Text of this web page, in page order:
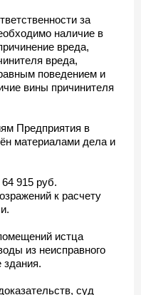
за
наличие в
вреда,
вреда,
поведением и
вины причинителя
Предприятия в
материалами дела и
915 руб.
к расчету
истца
из неисправного
здания.
суд